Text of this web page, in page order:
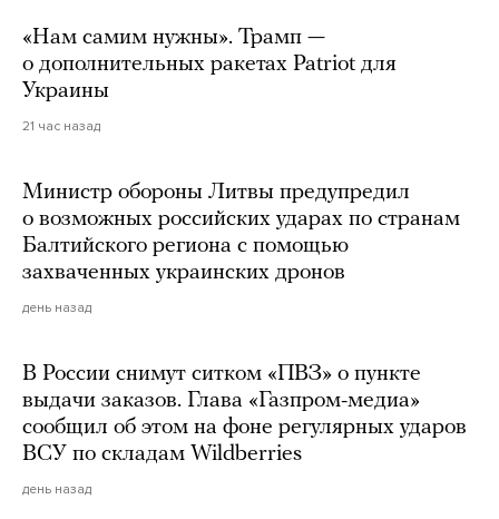
«Нам самим нужны». Трамп —
о дополнительных ракетах Patriot для
Украины
21 час назад
Министр обороны Литвы предупредил
о возможных российских ударах по странам
Балтийского региона с помощью
захваченных украинских дронов
день назад
В России снимут ситком «ПВЗ» о пункте
выдачи заказов. Глава «Газпром-медиа»
сообщил об этом на фоне регулярных ударов
ВСУ по складам Wildberries
день назад